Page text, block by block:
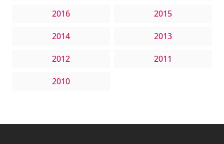
2016 2015
2014 2013
2012 2011
2010